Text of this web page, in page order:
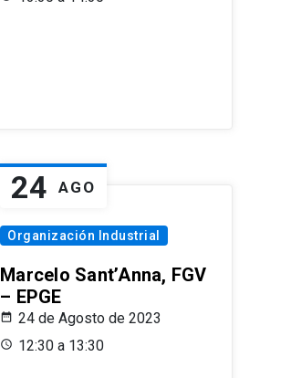
24 AGO
Organización Industrial
Marcelo Sant’Anna, FGV
– EPGE
24 de Agosto de 2023
12:30 a 13:30